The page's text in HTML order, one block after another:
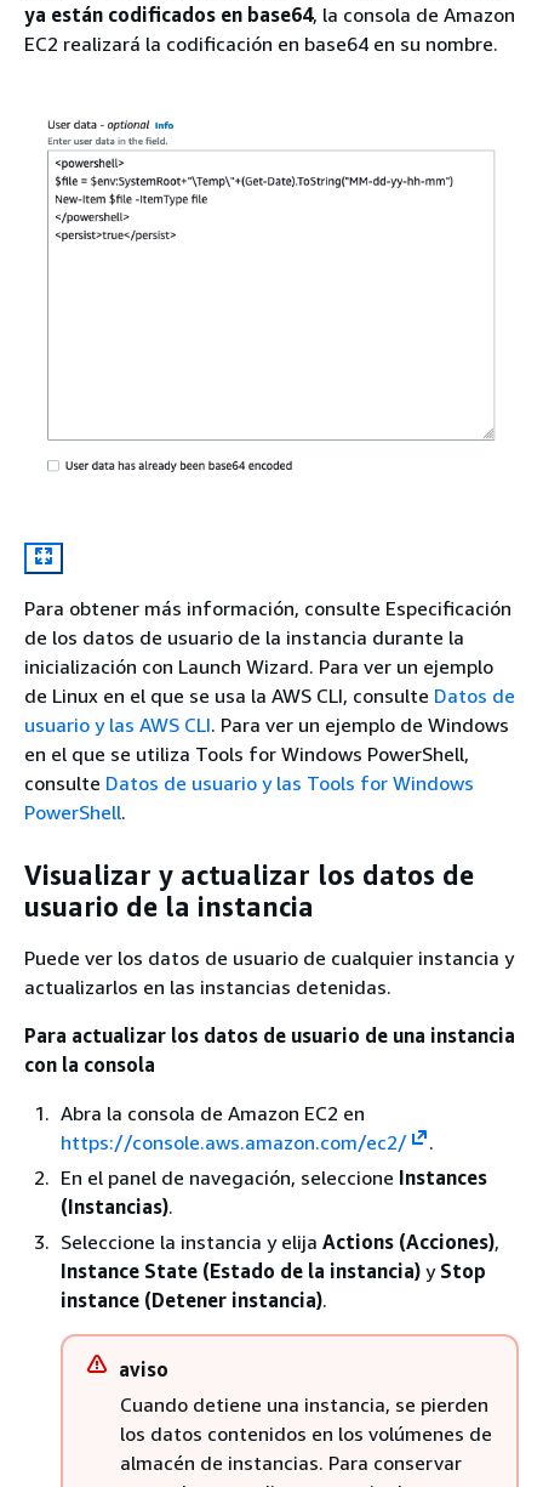
ya están codificados en base64, la consola de Amazon
EC2 realizará la codificación en base64 en su nombre.
Para obtener más información, consulte Especificación
de los datos de usuario de la instancia durante la
inicialización con Launch Wizard. Para ver un ejemplo
de Linux en el que se usa la AWS CLI, consulte Datos de
usuario y las AWS CLI. Para ver un ejemplo de Windows
en el que se utiliza Tools for Windows PowerShell,
consulte Datos de usuario y las Tools for Windows
PowerShell.
Visualizar y actualizar los datos de
usuario de la instancia
Puede ver los datos de usuario de cualquier instancia y
actualizarlos en las instancias detenidas.
Para actualizar los datos de usuario de una instancia
con la consola
Abra la consola de Amazon EC2 en
https://console.aws.amazon.com/ec2/
.
En el panel de navegación, seleccione Instances
(Instancias).
Seleccione la instancia y elija Actions (Acciones),
Instance State (Estado de la instancia) y Stop
instance (Detener instancia).
aviso
Cuando detiene una instancia, se pierden
los datos contenidos en los volúmenes de
almacén de instancias. Para conservar